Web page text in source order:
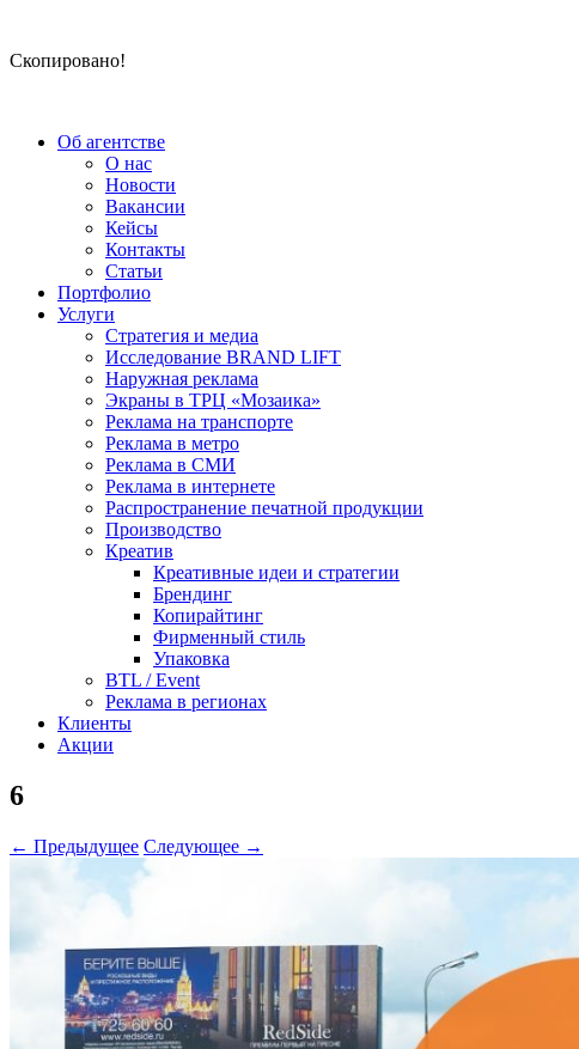
Скопировано!
Об агентстве
О нас
Новости
Вакансии
Кейсы
Контакты
Статьи
Портфолио
Услуги
Стратегия и медиа
Исследование BRAND LIFT
Наружная реклама
Экраны в ТРЦ «Мозаика»
Реклама на транспорте
Реклама в метро
Реклама в СМИ
Реклама в интернете
Распространение печатной продукции
Производство
Креатив
Креативные идеи и стратегии
Брендинг
Копирайтинг
Фирменный стиль
Упаковка
BTL / Event
Реклама в регионах
Клиенты
Акции
6
← Предыдущее Следующее →